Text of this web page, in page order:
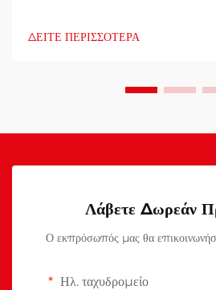
ΔΕΙΤΕ ΠΕΡΙΣΣΟΤΕΡΑ
Λάβετε Δωρεάν
Ο εκπρόσωπός μας θα
Ηλ. ταχυδρομείο